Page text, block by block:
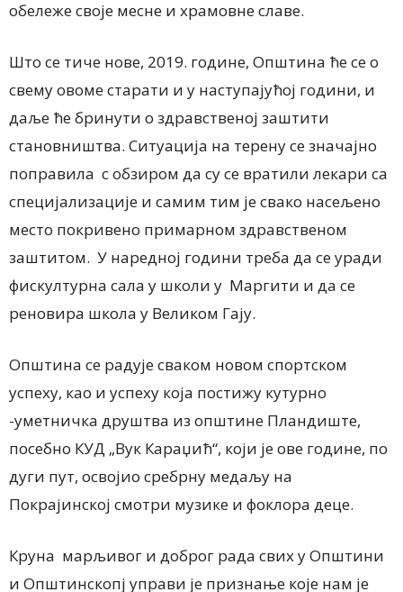
обележе своје месне и храмовне славе.
Што се тиче нове, 2019. године, Општина ће се о
свему овоме старати и у наступајућој години, и
даље ће бринути о здравственој заштити
становништва. Ситуација на терену се значајно
поправила с обзиром да су се вратили лекари са
специјализације и самим тим је свако насељено
место покривено примарном здравственом
заштитом. У наредној години треба да се уради
фискултурна сала у школи у Маргити и да се
реновира школа у Великом Гају.
Општина се радује сваком новом спортском
успеху, као и успеху која постижу кутурно
-уметничка друштва из општине Пландиште,
посебно КУД „Вук Караџић“, који је ове године, по
дуги пут, освојио сребрну медаљу на
Покрајинској смотри музике и фоклора деце.
Круна марљивог и доброг рада свих у Општини
и Општинскопј управи је признање које нам је